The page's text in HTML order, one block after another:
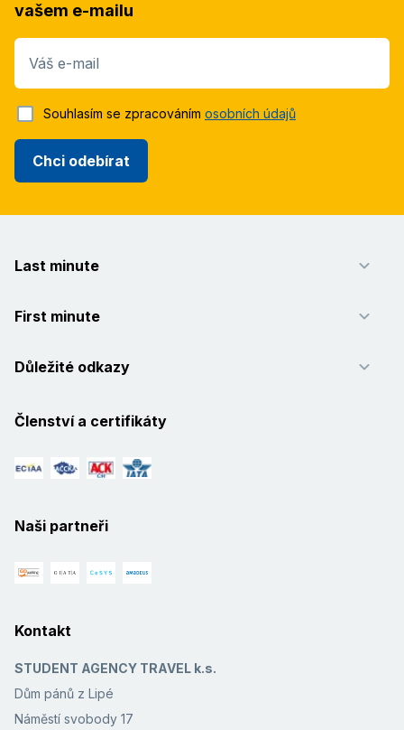
vašem e-mailu
Váš e-mail
Chci odebírat
Souhlasím se zpracováním osobních údajů
Last minute
First minute
Důležité odkazy
Členství a certifikáty
Naši partneři
Kontakt
STUDENT AGENCY TRAVEL k.s.
Dům pánů z Lipé
Náměstí svobody 17